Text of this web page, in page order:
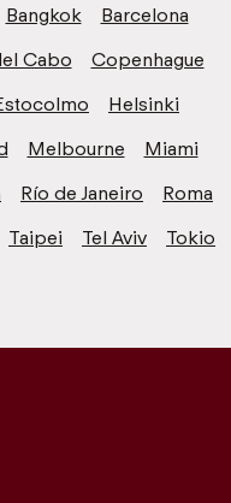
Bangkok
Barcelona
Cabo
Copenhague
Helsinki
Melbourne
Miami
Río de Janeiro
Roma
Taipei Tel Aviv
Tokio